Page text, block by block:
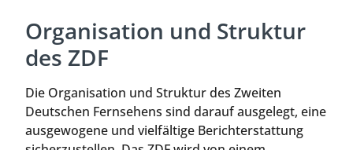
Organisation und Struktur
des ZDF
Die Organisation und Struktur des Zweiten
Deutschen Fernsehens sind darauf ausgelegt, eine
ausgewogene und vielfältige Berichterstattung